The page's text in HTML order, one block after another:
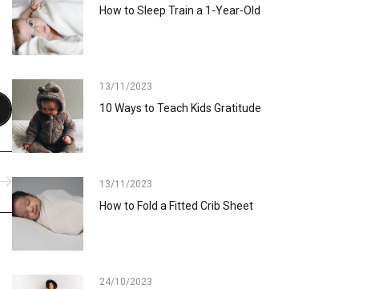
How to Sleep Train a 1-Year-Old
13/11/2023
10 Ways to Teach Kids Gratitude
13/11/2023
How to Fold a Fitted Crib Sheet
24/10/2023